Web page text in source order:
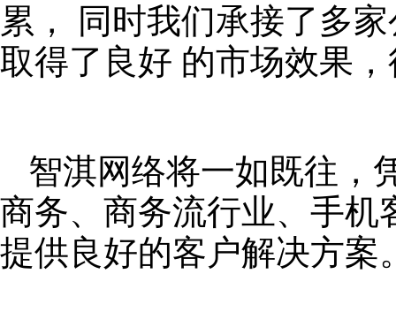
累， 同时我们承接了多
取得了良好 的市场效果
智淇网络将一如既往，
商务、商务流行业、手机
提供良好的客户解决方案